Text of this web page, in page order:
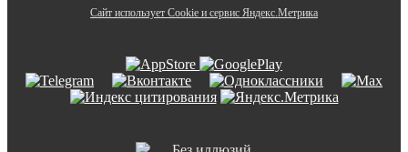
Сайт использует Cookie и сервиc Яндекс.Метрика